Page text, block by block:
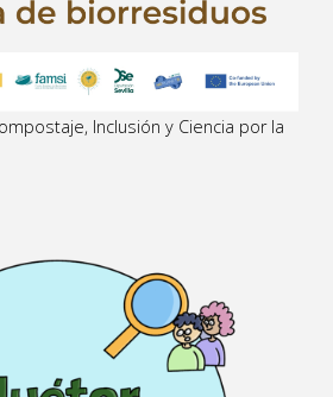
Inclusión y Ciencia por la